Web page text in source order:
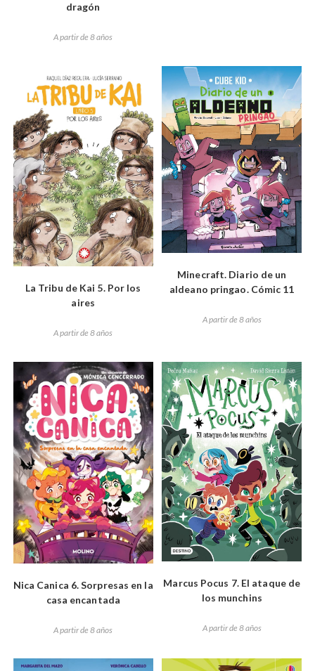
dragón
A partir de 8 años
La Tribu de Kai 5. Por los
aires
A partir de 8 años
Minecraft. Diario de un
aldeano pringao. Cómic 11
A partir de 8 años
Nica Canica 6. Sorpresas en la
casa encantada
A partir de 8 años
Marcus Pocus 7. El ataque de
los munchins
A partir de 8 años